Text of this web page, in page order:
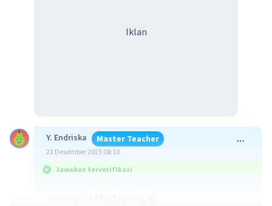
Iklan
Y. Endriska Master Teacher
21 Desember 2023 08:10
Jawaban terverifikasi